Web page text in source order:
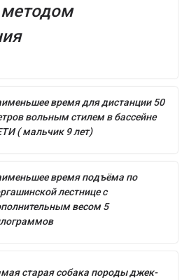
время для дистанции 50
вольным стилем в бассейне
( мальчик 9 лет)
время подъёма по
лестнице с
весом 5
старая собака породы джек-